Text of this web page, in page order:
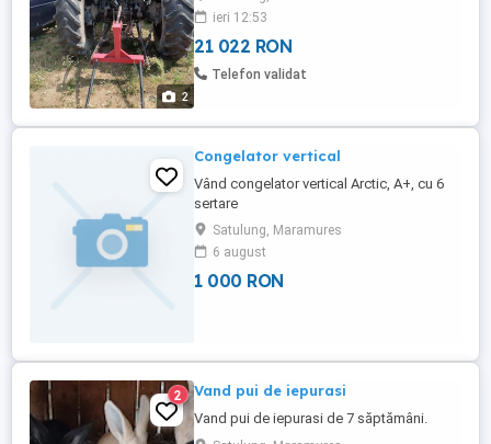
2
ieri 12:53
21 022 RON
Telefon validat
Congelator vertical
Vând congelator vertical Arctic, A+, cu 6
sertare
Satulung, Maramures
6 august
1 000 RON
2 Vand pui de iepurasi
Vand pui de iepurasi de 7 săptămâni.